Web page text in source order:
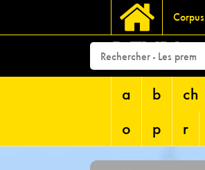
Corpus
DEVRI
a b ch
o
p r